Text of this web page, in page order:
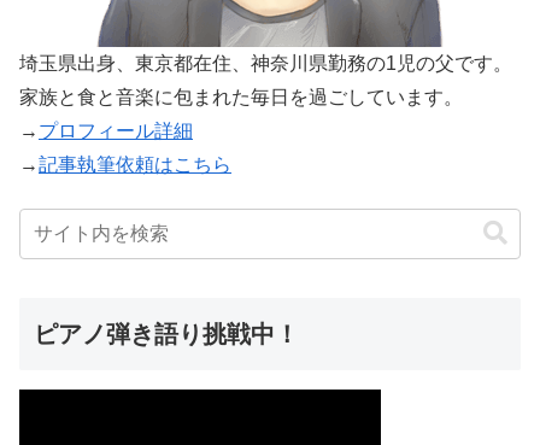
埼玉県出身、東京都在住、神奈川県勤務の1児の父です。
家族と食と音楽に包まれた毎日を過ごしています。
→ プロフィール詳細
→記事執筆依頼はこちら
ピアノ弾き語り挑戦中！